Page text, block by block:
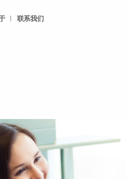
联系我们